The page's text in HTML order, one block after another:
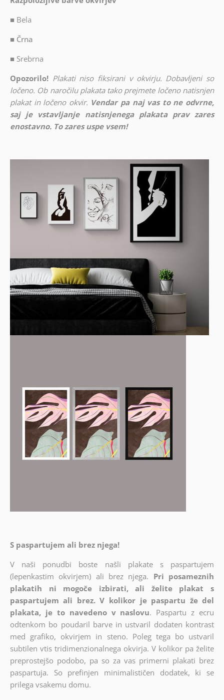
■ Bela
■ Črna
■ Srebrna
Opozorilo! Plakati niso fiksirani v okvirju. Dobavljeni so
ločeno. Ob naročilu plakata tako prejmete ločeno natisnjen
plakat in ločeno okvir. Vendar pa naj vas to ne odvrne,
saj je vstavljanje natisnjenega plakata prav zares
enostavno. To zares uspe vsem!
S paspartujem ali brez njega!
V naši ponudbi boste našli plakate s paspartujem
(lepenkastim okvirjem) ali brez njega. Pri posameznih
plakatih ni mogoče izbirati, ali želite plakat s
paspartujem ali brez. V kolikor je paspartu že del
plakata, je to navedeno v naslovu. Paspartu z ecru
odtenkom bo poudaril barve in ustvaril dodaten kontrast
med grafiko, okvirjem in steno. Poleg tega bo ustvaril
subtilen vtis tridimenzionalnega okvirja. V kolikor pa želite
preprostejšo podobo, pa so za vas primerni plakati brez
paspartuja. So prefinjen minimalističen dodatek, ki se
prilega vsakemu domu.